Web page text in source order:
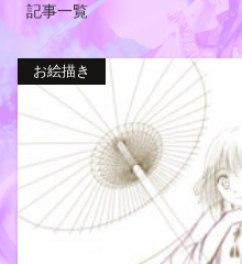
記事一覧
お絵描き